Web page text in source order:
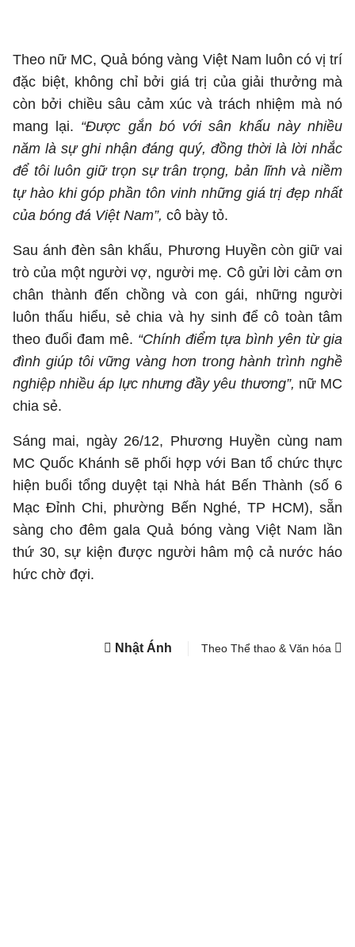
Theo nữ MC, Quả bóng vàng Việt Nam luôn có vị trí
đặc biệt, không chỉ bởi giá trị của giải thưởng mà
còn bởi chiều sâu cảm xúc và trách nhiệm mà nó
mang lại. “Được gắn bó với sân khấu này nhiều
năm là sự ghi nhận đáng quý, đồng thời là lời nhắc
để tôi luôn giữ trọn sự trân trọng, bản lĩnh và niềm
tự hào khi góp phần tôn vinh những giá trị đẹp nhất
của bóng đá Việt Nam”, cô bày tỏ.
Sau ánh đèn sân khấu, Phương Huyền còn giữ vai
trò của một người vợ, người mẹ. Cô gửi lời cảm ơn
chân thành đến chồng và con gái, những người
luôn thấu hiểu, sẻ chia và hy sinh để cô toàn tâm
theo đuổi đam mê. “Chính điểm tựa bình yên từ gia
đình giúp tôi vững vàng hơn trong hành trình nghề
nghiệp nhiều áp lực nhưng đầy yêu thương”, nữ MC
chia sẻ.
Sáng mai, ngày 26/12, Phương Huyền cùng nam
MC Quốc Khánh sẽ phối hợp với Ban tổ chức thực
hiện buổi tổng duyệt tại Nhà hát Bến Thành (số 6
Mạc Đỉnh Chi, phường Bến Nghé, TP HCM), sẵn
sàng cho đêm gala Quả bóng vàng Việt Nam lần
thứ 30, sự kiện được người hâm mộ cả nước háo
hức chờ đợi.
Nhật Ánh Theo Thể thao & Văn hóa